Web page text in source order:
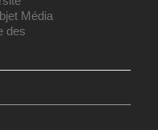
Média
des